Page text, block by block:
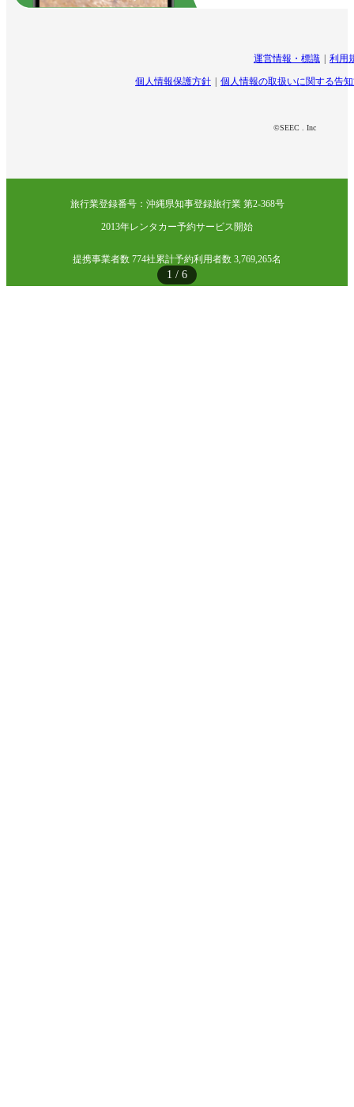
1 / 6
運営情報・標識 利用
個人情報保護方針 個人情報の取扱いに関する告
©SEEC . Inc
旅行業登録番号：沖縄県知事登録旅行業 第2-368号
2013年レンタカー予約サービス開始
提携事業者数 774社累計予約利用者数 3,769,265名